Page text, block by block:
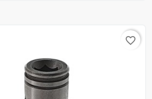
favorite_border